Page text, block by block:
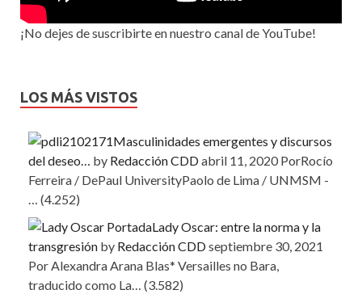
¡No dejes de suscribirte en nuestro canal de YouTube!
LOS MÁS VISTOS
Masculinidades emergentes y discursos
del deseo… by Redacción CDDabril 11, 2020 PorRocío
Ferreira / DePaul UniversityPaolo de Lima / UNMSM -
… (4.252)
Lady Oscar: entre la norma y la
transgresión by Redacción CDDseptiembre 30, 2021
Por Alexandra Arana Blas* Versailles no Bara,
traducido como La… (3.582)